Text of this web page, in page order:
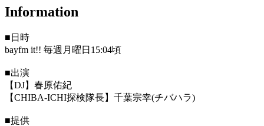
Information
■日時
bayfm it!! 毎週月曜日15:04頃
■出演
【DJ】春原佑紀
【CHIBA-ICHI探検隊長】千葉宗幸(チバハラ)
■提供